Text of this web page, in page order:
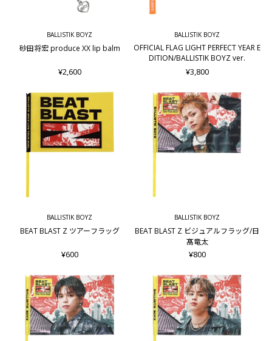
BALLISTIK BOYZ
砂田将宏 produce XX lip balm
¥2,600
BALLISTIK BOYZ
OFFICIAL FLAG LIGHT PERFECT YEAR E
DITION/BALLISTIK BOYZ ver.
¥3,800
BALLISTIK BOYZ
BEAT BLAST Z ツアーフラッグ
¥600
BALLISTIK BOYZ
BEAT BLAST Z ビジュアルフラッグ/日
髙竜太
¥800